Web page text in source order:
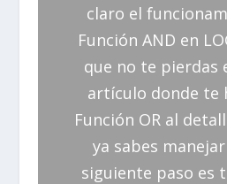
claro el
Función AND en
que no te pierdas
artículo donde te
Función OR al
ya sabes
siguiente paso es